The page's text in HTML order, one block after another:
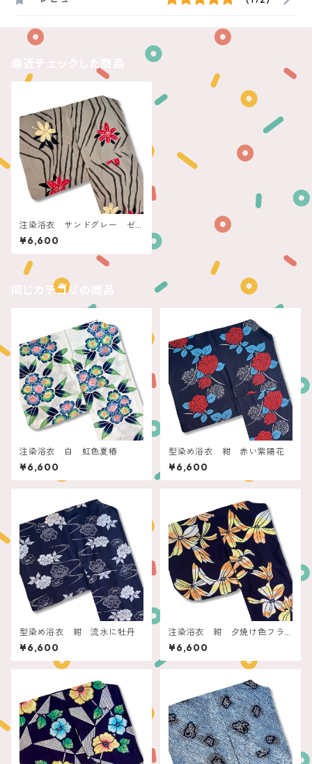
注染浴衣 サンドグレー ゼ
ブラストライプに赤白花
¥6,600
同じカテゴリの商品
注染浴衣 白 虹色夏椿
¥6,600
型染め浴衣 紺 赤い紫陽花
¥6,600
型染め浴衣 紺 流水に牡丹
¥6,600
注染浴衣 紺 夕焼け色フラ
ワー
¥6,600